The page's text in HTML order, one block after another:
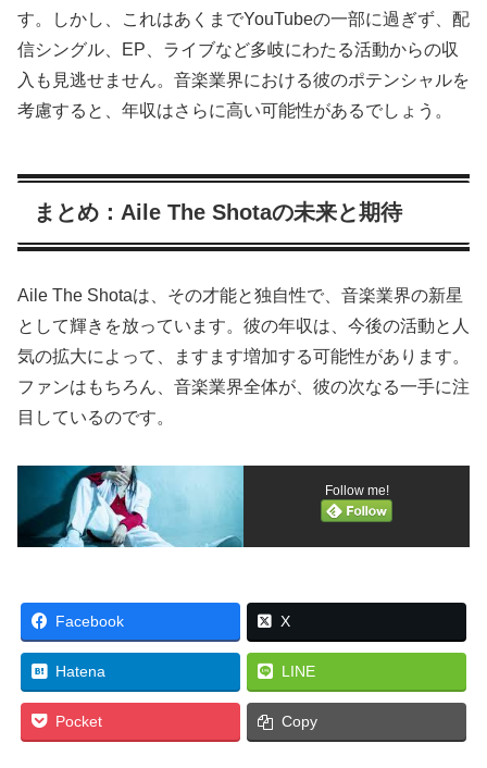
す。しかし、これはあくまでYouTubeの一部に過ぎず、配
信シングル、EP、ライブなど多岐にわたる活動からの収
入も見逃せません。音楽業界における彼のポテンシャルを
考慮すると、年収はさらに高い可能性があるでしょう。
まとめ：Aile The Shotaの未来と期待
Aile The Shotaは、その才能と独自性で、音楽業界の新星
として輝きを放っています。彼の年収は、今後の活動と人
気の拡大によって、ますます増加する可能性があります。
ファンはもちろん、音楽業界全体が、彼の次なる一手に注
目しているのです。
Follow me!
Facebook X
Hatena LINE
Pocket Copy